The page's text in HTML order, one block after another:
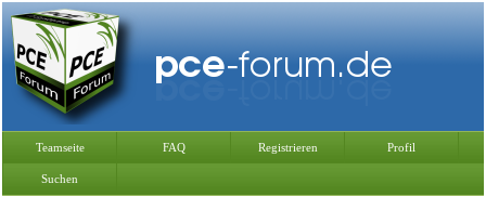
Teamseite FAQ Registrieren Profil
Suchen